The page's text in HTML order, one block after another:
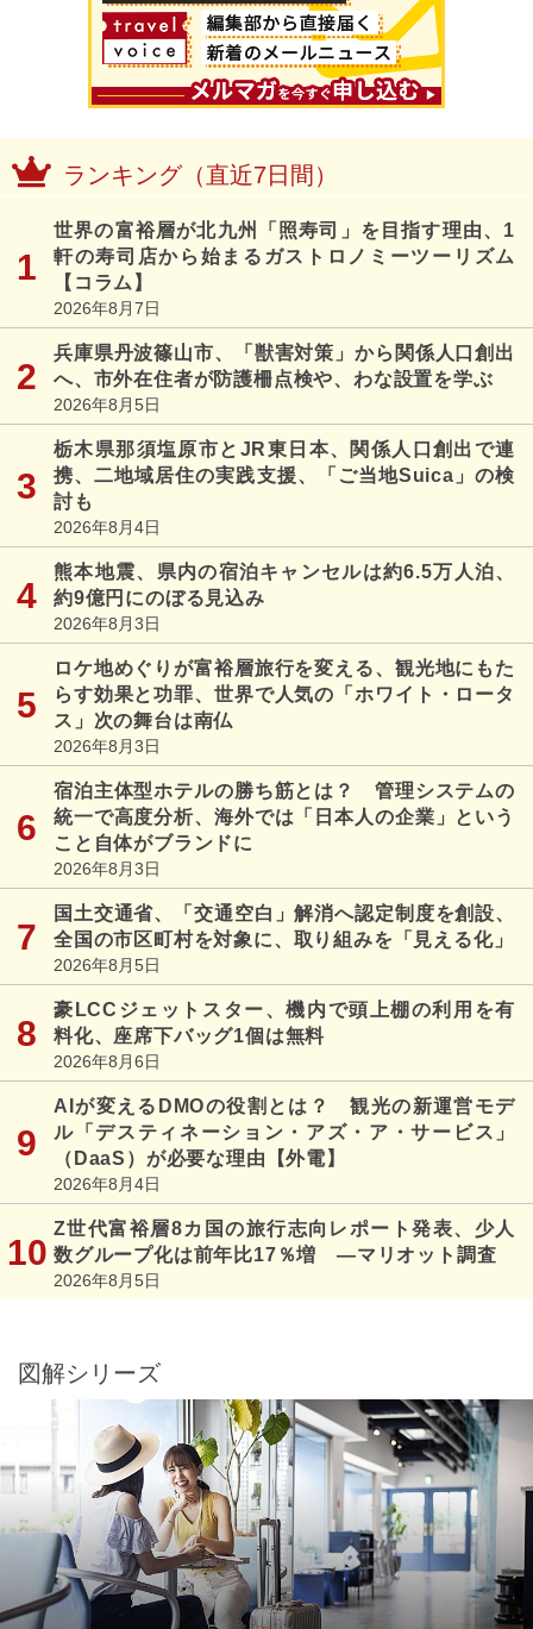
ランキング（直近7日間）
世界の富裕層が北九州「照寿司」を目指す理由、1
軒の寿司店から始まるガストロノミーツーリズム
【コラム】
2026年8月7日
兵庫県丹波篠山市、「獣害対策」から関係人口創出
へ、市外在住者が防護柵点検や、わな設置を学ぶ
2026年8月5日
栃木県那須塩原市とJR東日本、関係人口創出で連
携、二地域居住の実践支援、「ご当地Suica」の検
討も
2026年8月4日
熊本地震、県内の宿泊キャンセルは約6.5万人泊、
約9億円にのぼる見込み
2026年8月3日
ロケ地めぐりが富裕層旅行を変える、観光地にもた
らす効果と功罪、世界で人気の「ホワイト・ロータ
ス」次の舞台は南仏
2026年8月3日
宿泊主体型ホテルの勝ち筋とは？ 管理システムの
統一で高度分析、海外では「日本人の企業」という
こと自体がブランドに
2026年8月3日
国土交通省、「交通空白」解消へ認定制度を創設、
全国の市区町村を対象に、取り組みを「見える化」
2026年8月5日
豪LCCジェットスター、機内で頭上棚の利用を有
料化、座席下バッグ1個は無料
2026年8月6日
AIが変えるDMOの役割とは？ 観光の新運営モデ
ル「デスティネーション・アズ・ア・サービス」
（DaaS）が必要な理由【外電】
2026年8月4日
Z世代富裕層8カ国の旅行志向レポート発表、少人
数グループ化は前年比17％増 ―マリオット調査
2026年8月5日
図解シリーズ